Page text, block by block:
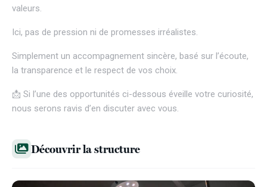
valeurs.
Ici, pas de pression ni de promesses irréalistes.
Simplement un accompagnement sincère, basé sur l’écoute,
la transparence et le respect de vos choix.
📩 Si l’une des opportunités ci-dessous éveille votre curiosité,
nous serons ravis d’en discuter avec vous.
Découvrir la structure